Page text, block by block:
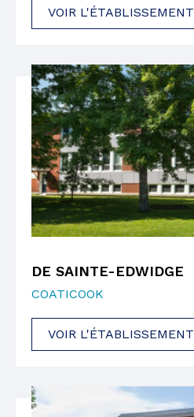
VOIR L'ÉTABLISSEMENT
DE SAINTE-EDWIDGE
COATICOOK
VOIR L'ÉTABLISSEMENT